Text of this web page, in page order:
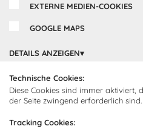
EXTERNE MEDIEN-COOKIES
GOOGLE MAPS
DETAILS ANZEIGEN
Technische Cookies:
Diese Cookies sind immer aktiviert,
der Seite zwingend erforderlich sind.
Tracking Cookies:
Über uns
FAQ
Kontakt
Kundendienst
Lieferung
Montage
Zahlarten
Abonnieren Sie unseren
Newsletter und empfangen Sie
Neuigkeiten und Angebote